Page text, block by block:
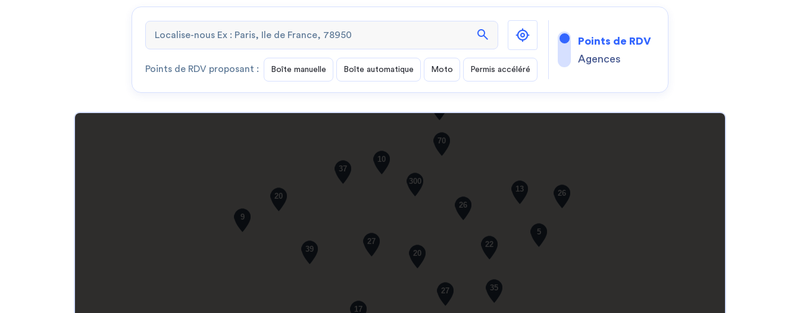
search
Points de RDV proposant : Boîte manuelle Boîte automatique Moto Permis accéléré
Points de RDV
Agences
35
70
27
26
37
17
20
22
300
20
9
27
39
13 26
10
5